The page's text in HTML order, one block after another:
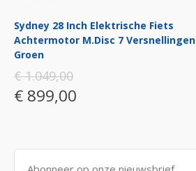
Sydney 28 Inch Elektrische Fiets
Achtermotor M.disc 7 Versnellingen
Groen
€ 1.049,00
€ 899,00